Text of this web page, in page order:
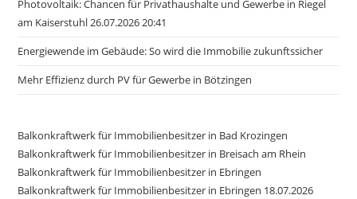
Photovoltaik: Chancen für Privathaushalte und Gewerbe in Riegel
am Kaiserstuhl 26.07.2026 20:41
Energiewende im Gebäude: So wird die Immobilie zukunftssicher
Mehr Effizienz durch PV für Gewerbe in Bötzingen
Balkonkraftwerk für Immobilienbesitzer in Bad Krozingen
Balkonkraftwerk für Immobilienbesitzer in Breisach am Rhein
Balkonkraftwerk für Immobilienbesitzer in Ebringen
Balkonkraftwerk für Immobilienbesitzer in Ebringen 18.07.2026